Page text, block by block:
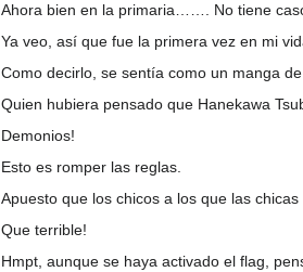
Ahora bien en la primaria……. No tiene
Ya veo, así que fue la primera vez en mi
Como decirlo, se sentía como un manga
Quien hubiera pensado que Hanekawa
Demonios!
Esto es romper las reglas.
Apuesto que los chicos a los que las
Que terrible!
Hmpt, aunque se haya activado el flag,